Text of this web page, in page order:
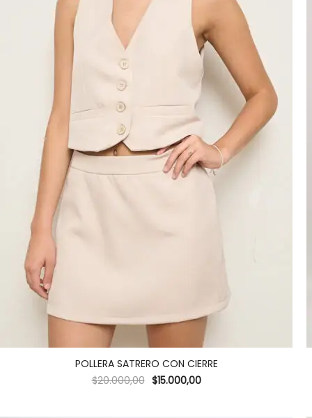
POLLERA SATRERO CON CIERRE
$20.000,00 $15.000,00